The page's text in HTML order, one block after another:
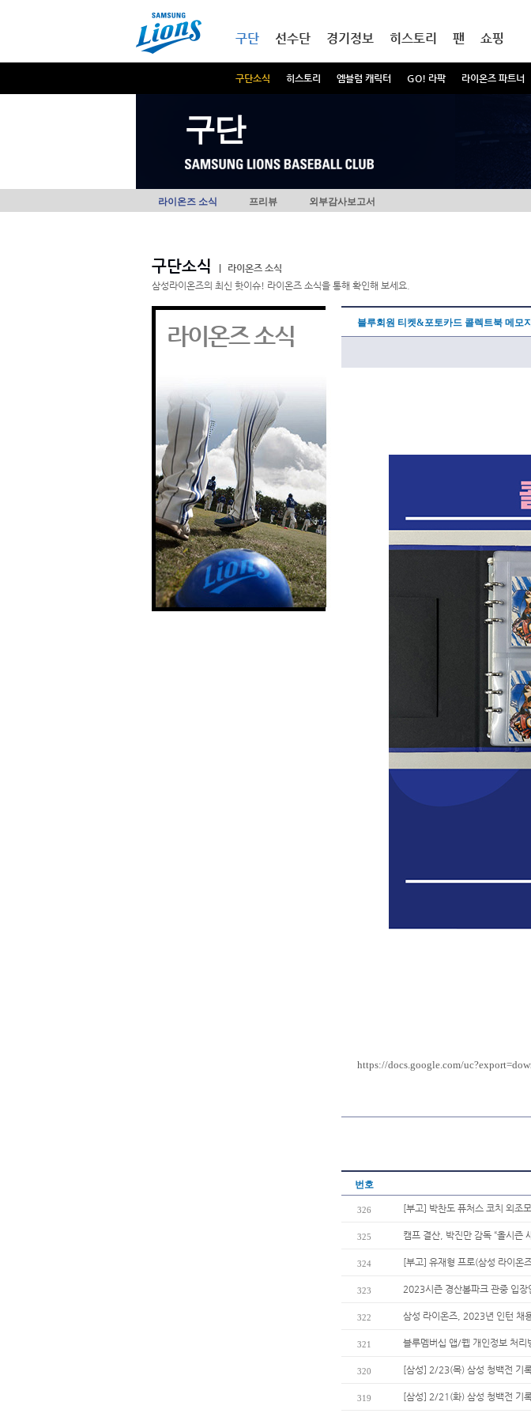
구단
구단소식 히스토리 엠블럼 캐릭터 GO! 라팍 라이온즈 파트너
선수단 경기정보 히스토리 팬 쇼핑
구단
라이온즈 소식 프리뷰 외부감사보고서
구단소식
라이온즈 소식
삼성라이온즈의 최신 핫이슈! 라이온즈 소식을 통해 확인해 보세요.
라이온즈 소식 블루회원 티켓&포토카드 콜렉트북 메모
https://docs.google.com/
번호
326 [부고] 박찬도 퓨처스 코치 외조
325 캠프 결산, 박진만 감독 “올시즌
324 [부고] 유재형 프로(삼성 라이온
323 2023시즌 경산볼파크 관중 입장
322 삼성 라이온즈, 2023년 인턴 채
321 블루멤버십 앱/웹 개인정보 처리
320 [삼성] 2/23(목) 삼성 청백전 기
319 [삼성] 2/21(화) 삼성 청백전 기